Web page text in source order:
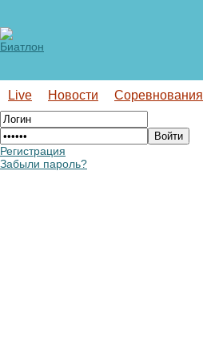
Live Новости Соревнования
Регистрация
Забыли пароль?